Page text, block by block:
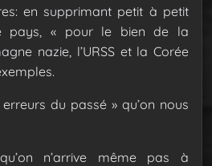
en supprimant petit à petit
pays, « pour le bien de la
nazie, l’URSS et la Corée
du passé » qu’on nous
n’arrive même pas à